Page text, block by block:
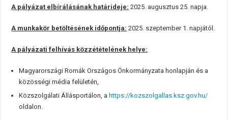
A pályázat elbírálásának határideje: 2025. augusztus 25. napja.
A munkakör betöltésének időpontja: 2025. szeptember 1. napjától.
A pályázati felhívás közzétételének helye:
Magyarországi Romák Országos Önkormányzata honlapján és a
közösségi média felületén,
Közszolgálati Állásportálon, a https://kozszolgallas.ksz.gov.hu/
oldalon.